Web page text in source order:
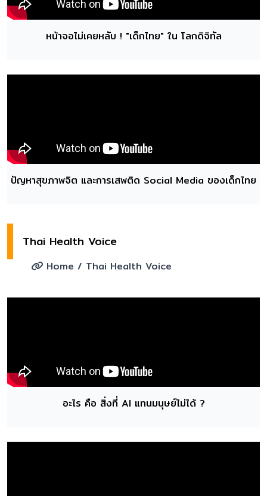
หน้าจอไม่เคยหลับ ! "เด็กไทย" ใน โลกดิจิทัล
ปัญหาสุขภาพจิต และการเสพติด Social Media ของเด็กไทย
Thai Health Voice
Home / Thai Health Voice
อะไร คือ สิ่งที่ AI แทนมนุษย์ไม่ได้ ?